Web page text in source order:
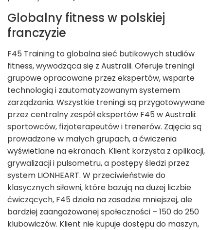
Globalny fitness w polskiej
franczyzie
F45 Training to globalna sieć butikowych studiów
fitness, wywodząca się z Australii. Oferuje treningi
grupowe opracowane przez ekspertów, wsparte
technologią i zautomatyzowanym systemem
zarządzania. Wszystkie treningi są przygotowywane
przez centralny zespół ekspertów F45 w Australii:
sportowców, fizjoterapeutów i trenerów. Zajęcia są
prowadzone w małych grupach, a ćwiczenia
wyświetlane na ekranach. Klient korzysta z aplikacji,
grywalizacji i pulsometru, a postępy śledzi przez
system LIONHEART. W przeciwieństwie do
klasycznych siłowni, które bazują na dużej liczbie
ćwiczących, F45 działa na zasadzie mniejszej, ale
bardziej zaangażowanej społeczności – 150 do 250
klubowiczów. Klient nie kupuje dostępu do maszyn,